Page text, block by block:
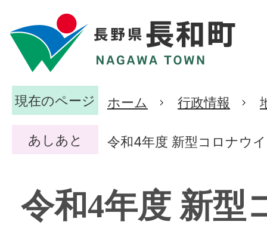
現在のページ ホーム 行政情報
あしあと 令和4年度 新型コロナウ
令和4年度 新型